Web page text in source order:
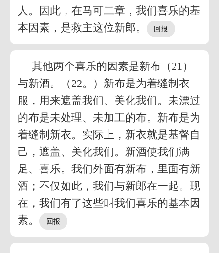
人。因此，在马可二章，我们喜乐的基
本因素，是救主这位新郎。
其他两个喜乐的因素是新布（21）
与新酒。（22。）新布是为着缝制衣
服，用来遮盖我们、美化我们。未漂过
的布是未处理、未加工的布。新布是为
着缝制新衣。实际上，新衣就是基督自
己，遮盖、美化我们。新酒使我们满
足、喜乐。我们外面有新布，里面有新
酒；不仅如此，我们与新郎在一起。现
在，我们有了这些叫我们喜乐的基本因
素。